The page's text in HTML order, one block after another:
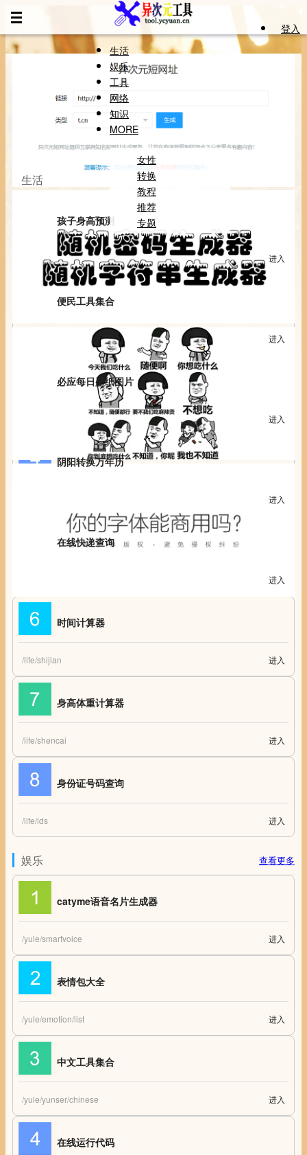
生活
娱乐
工具
网络
知识
MORE
女性
转换
教程
推荐
专题
登入
生活
孩子身高预测
孩子身高预测
/life/shengao 进入
便民工具集合
进入
必应每日壁纸图片
进入
阴阳转换万年历
阴阳转换万年历 万年历查询 日历查询 农历查询 农历日历 老黄历 万年历表
进入
在线快递查询
进入
时间计算器
时间计算器 时间计算 纪念日计算 纪念日计算器
/life/shijian 进入
身高体重计算器
身高体重计算器 身高体重比例表 身高体重比例计算器
/life/shencai 进入
身份证号码查询
身份证号码查询
/life/ids 进入
娱乐 查看更多
catyme语音名片生成器
catyme语音名片生成器
/yule/smartvoice 进入
表情包大全
表情包大全
/yule/emotion/list 进入
中文工具集合
中文工具集合
/yule/yunser/chinese 进入
在线运行代码